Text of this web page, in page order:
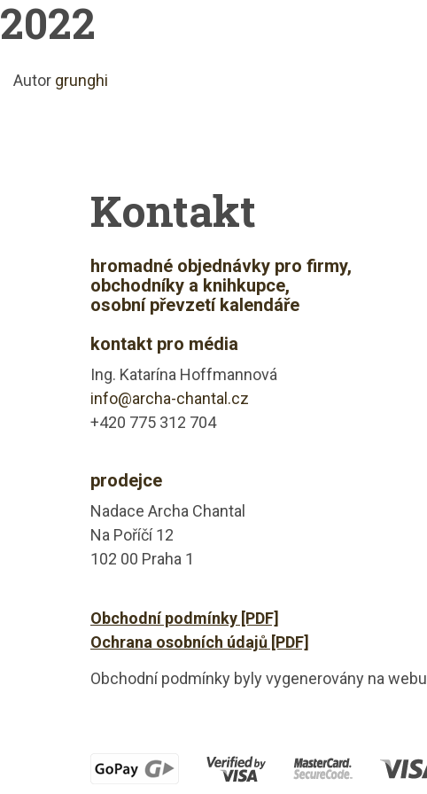
2022
Autor grunghi
Kontakt
hromadné objednávky pro firmy,
obchodníky a knihkupce,
osobní převzetí kalendáře
kontakt pro média
Ing. Katarína Hoffmannová
info@archa-chantal.cz
+420 775 312 704
prodejce
Nadace Archa Chantal
Na Poříčí 12
102 00 Praha 1
Obchodní podmínky [PDF]
Ochrana osobních údajů [PDF]
Obchodní podmínky byly vygenerovány na webu